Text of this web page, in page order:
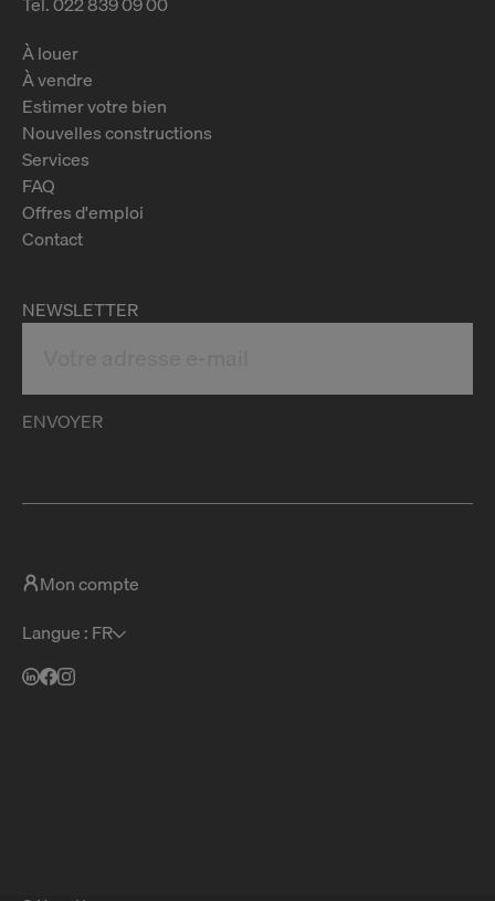
À louer
À vendre
Estimer votre bien
Nouvelles constructions
Services
FAQ
Offres d'emploi
Contact
NEWSLETTER
ENVOYER
Mon compte
Langue : FR